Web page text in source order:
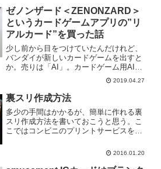
ゼノンザード＜ZENONZARD＞
というカードゲームアプリの”リ
アルカード”を買った話
少し前から目をつけていたんだけれど、
バンダイが新しいカードゲームを出すと
か。売りは「AI」。カードゲーム用AIと
共闘したり、相手にするんだそうだ。ま
ぁそれがスマートフォンアプリで出るら
しいんだが、"リアルカード"も販売され
たりしているとのこ...
2019.04.27
裏スリ作成方法
多少の手間はかかるが、簡単に作れる裏
スリ作成方法を書いておこうと思う。こ
こではコンビニのプリントサービスを利
ズのカードを基準として記述するが、デ
2016.01.20